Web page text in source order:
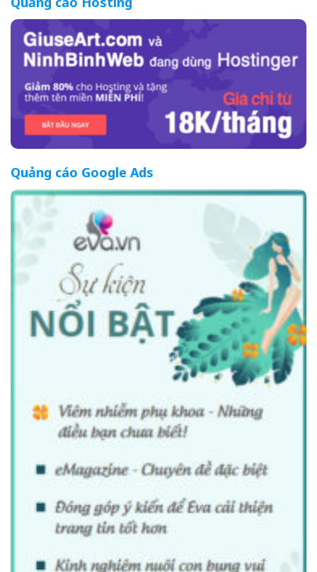
Quảng cáo Google Ads